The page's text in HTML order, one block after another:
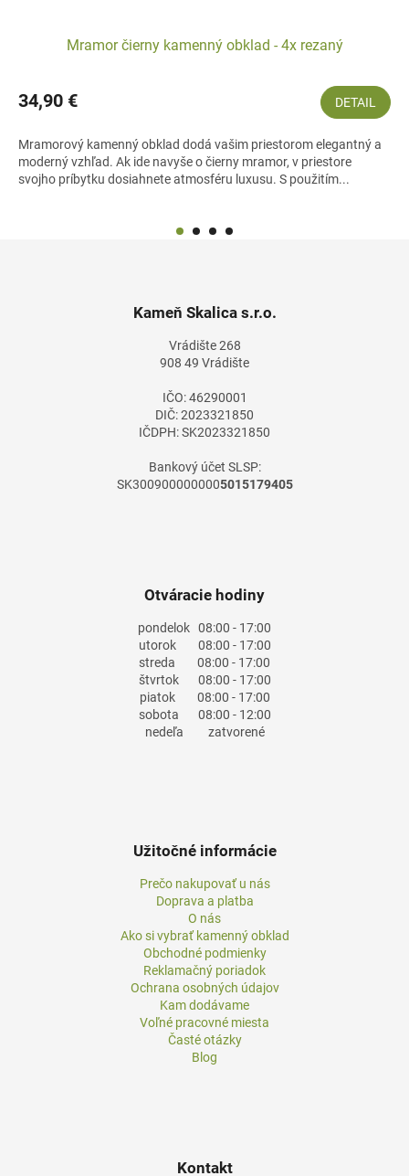
Mramor čierny kamenný obklad - 4x rezaný
34,90 € DETAIL
Mramorový kamenný obklad dodá vašim priestorom elegantný a
moderný vzhľad. Ak ide navyše o čierny mramor, v priestore
svojho príbytku dosiahnete atmosféru luxusu. S použitím...
Kameň Skalica s.r.o.
Vrádište 268
908 49 Vrádište
IČO: 46290001
DIČ: 2023321850
IČDPH: SK2023321850
Bankový účet SLSP:
SK3009000000005015179405
Otváracie hodiny
pondelok 08:00 - 17:00
utorok08:00 - 17:00
streda 08:00 - 17:00
štvrtok08:00 - 17:00
piatok08:00 - 17:00
sobota 08:00 - 12:00
nedeľa zatvorené
Užitočné informácie
Prečo nakupovať u nás
Doprava a platba
O nás
Ako si vybrať kamenný obklad
Obchodné podmienky
Reklamačný poriadok
Ochrana osobných údajov
Kam dodávame
Voľné pracovné miesta
Časté otázky
Blog
Kontakt